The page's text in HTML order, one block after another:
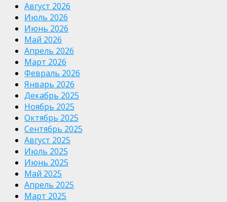
Август 2026
Июль 2026
Июнь 2026
Май 2026
Апрель 2026
Март 2026
Февраль 2026
Январь 2026
Декабрь 2025
Ноябрь 2025
Октябрь 2025
Сентябрь 2025
Август 2025
Июль 2025
Июнь 2025
Май 2025
Апрель 2025
Март 2025